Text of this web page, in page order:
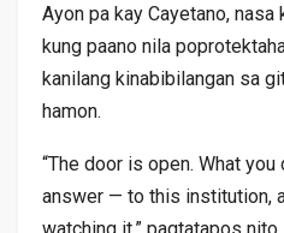
Ayon pa kay Cayetano,
kung paano nila
kanilang kinabibilangan sa
hamon.
“The door is open. What
answer — to this institution,
watching it,” pagtatapos nito.